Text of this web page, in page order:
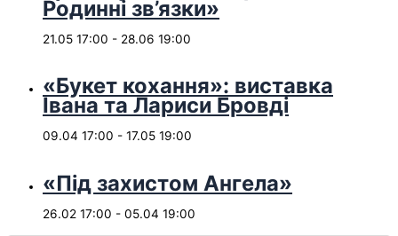
Родинні зв’язки»
21.05 17:00 - 28.06 19:00
«Букет кохання»: виставка
Івана та Лариси Бровді
09.04 17:00 - 17.05 19:00
«Під захистом Ангела»
26.02 17:00 - 05.04 19:00